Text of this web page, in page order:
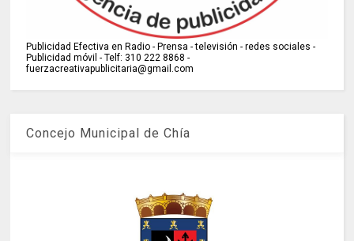
Publicidad Efectiva en Radio - Prensa - televisión - redes sociales -
Publicidad móvil - Telf: 310 222 8868 -
fuerzacreativapublicitaria@gmail.com
Concejo Municipal de Chía